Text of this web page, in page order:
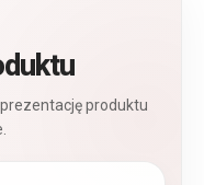
produktu